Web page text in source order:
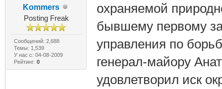
Kommers
Posting Freak
Сообщений: 2,688
Темы: 1,539
У нас с: 04-08-2009
Рейтинг: 0
охраняемой
бывшему первому
управления по
генерал-майору
удовлетворил иск